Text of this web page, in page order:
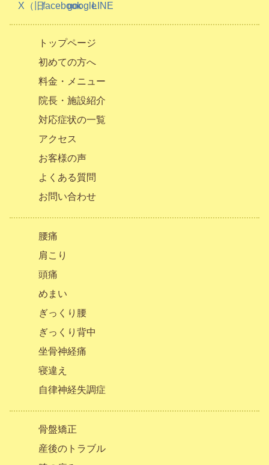
トップページ
初めての方へ
料金・メニュー
院長・施設紹介
対応症状の一覧
アクセス
お客様の声
よくある質問
お問い合わせ
腰痛
肩こり
頭痛
めまい
ぎっくり腰
ぎっくり背中
坐骨神経痛
寝違え
自律神経失調症
骨盤矯正
産後のトラブル